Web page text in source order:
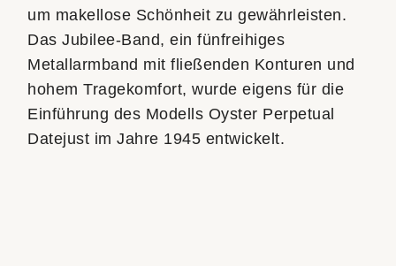
um makellose Schönheit zu gewährleisten.
Das Jubilee-Band, ein fünfreihiges
Metallarmband mit fließenden Konturen und
hohem Tragekomfort, wurde eigens für die
Einführung des Modells Oyster Perpetual
Datejust im Jahre 1945 entwickelt.